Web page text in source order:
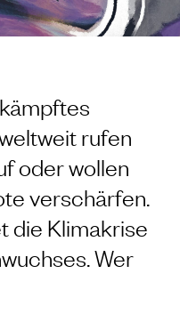
rufen
oder wollen
verschärfen.
die Klimakrise
Wer